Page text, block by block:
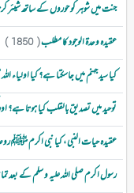
جنت میں شوہر کو حوروں کے ساتھ شیئر
عقیدہ وحدۃ الوجود کا مطلب( 1850 )
کیا سید جہنم میں جاسکتا ہے؟ کیا اولیاء
توحید میں تصدیق بالقلب کیا ہوتا ہے؟
عقیدہ حیات النبی ، کیا نبی اکرم ﷺ
رسول اکرم صلی اللہ علیہ و سلم کے